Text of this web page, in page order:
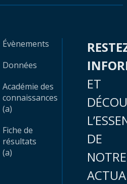
Évènements
Données
Académie des
connaissances
(a)
Fiche de
résultats
(a)
ET
DE
NOTRE